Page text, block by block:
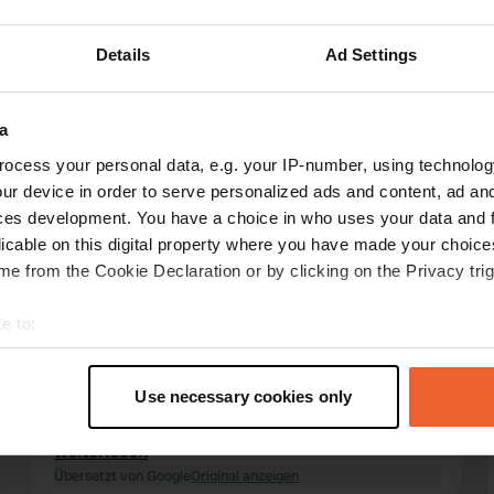
Details Ad Settings
your personal data, e.g. your IP-number, using
device in order to serve personalized ads and content, ad
development. You have a choice in who uses your data and
on this digital property where you have made your
from the Cookie Declaration or by clicking on the Privacy
to:
geographical location which can be accurate to within
personal data is processed and set your preferences in the
content and ads, to provide social media features and to
Use necessary cookies only
(8) Mehr anzeigen
die Bewertungen
A AdriaOnTour
Juli 2026
Check-in erfolgt bequem am Ticketautomaten.
Ein Verkaufsautomat bietet Snacks, Getränke
und vieles mehr. Der Stromverbrauch wird nach
Verbrauch abgerechnet. Duschen und Toiletten
sind dank eines einfachen Kartensystems
blitzsauber. Ein Wohnmobilstellplatz, genau so,
weiterlesen
Übersetzt von GoogleOriginal anzeigen